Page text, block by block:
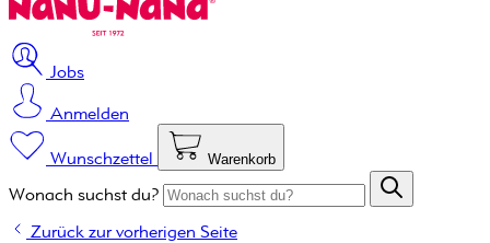
Jobs
Anmelden
Wunschzettel Warenkorb
Wonach suchst du?
Zurück zur vorherigen Seite